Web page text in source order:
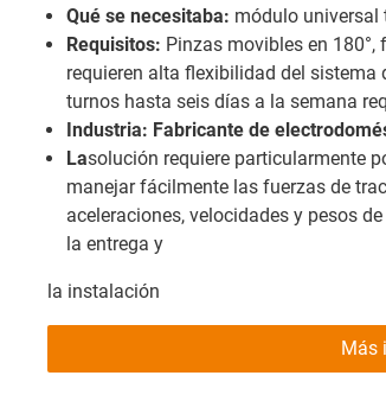
Qué se necesitaba: módulo universal
Requisitos: Pinzas movibles en
requieren alta flexibilidad del sistema
turnos hasta seis días a la semana
Industria: Fabricante de
Lasolución requiere particularmente
manejar fácilmente las fuerzas de
aceleraciones, velocidades y pesos
la entrega y
la instalación
Más